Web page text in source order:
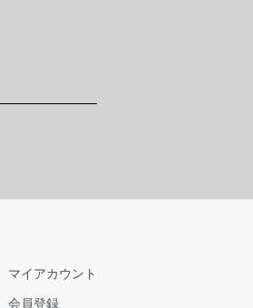
マイアカウント
会員登録